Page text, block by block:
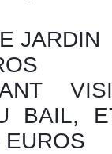
JARDIN
BAIL,